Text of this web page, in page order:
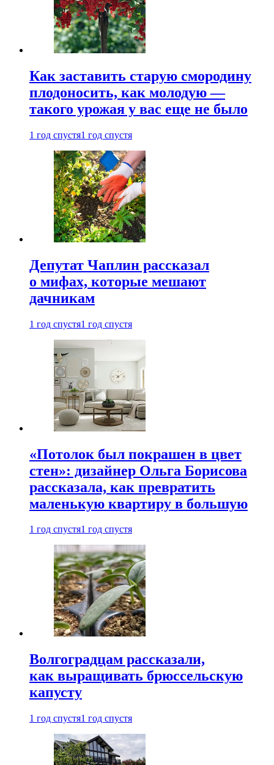
Как заставить старую смородину
плодоносить, как молодую —
такого урожая у вас еще не было
1 год спустя1 год спустя
Депутат Чаплин рассказал
о мифах, которые мешают
дачникам
1 год спустя1 год спустя
«Потолок был покрашен в цвет
стен»: дизайнер Ольга Борисова
рассказала, как превратить
маленькую квартиру в большую
1 год спустя1 год спустя
Волгоградцам рассказали,
как выращивать брюссельскую
капусту
1 год спустя1 год спустя